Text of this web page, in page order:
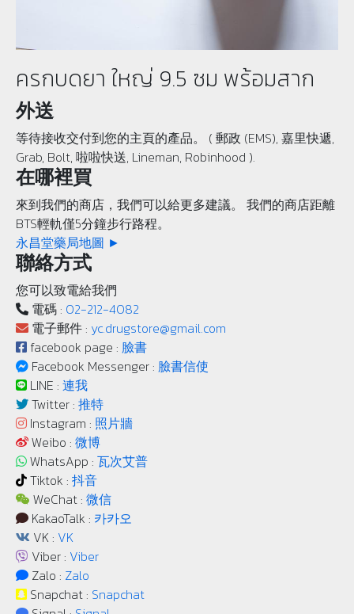
ครกบดยา ใหญ่ 9.5 ซม พร้อมสาก
外送
等待接收交付到您的主頁的產品。 ( 郵政 (EMS), 嘉里快遞,
Grab, Bolt, 啦啦快送, Lineman, Robinhood ).
在哪裡買
來到我們的商店，我們可以給更多建議。 我們的商店距離
BTS輕軌僅5分鐘步行路程。
永昌堂藥局地圖 ►
聯絡方式
您可以致電給我們
電碼 : 02-212-4082
電子郵件 : yc.drugstore@gmail.com
facebook page : 臉書
Facebook Messenger : 臉書信使
LINE : 連我
Twitter : 推特
Instagram : 照片牆
Weibo : 微博
WhatsApp : 瓦次艾普
Tiktok : 抖音
WeChat : 微信
KakaoTalk : 카카오
VK : VK
Viber : Viber
Zalo : Zalo
Snapchat : Snapchat